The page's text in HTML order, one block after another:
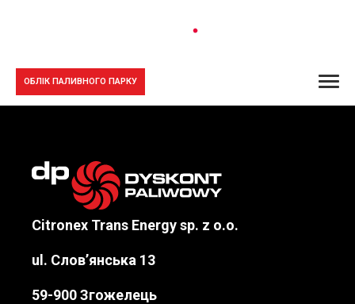
ОБЛІК ПАЛИВНОГО ПАРКУ
Citronex Trans Energy sp. z o.o.
ul. Слов’янська 13
59-900 Згожелець